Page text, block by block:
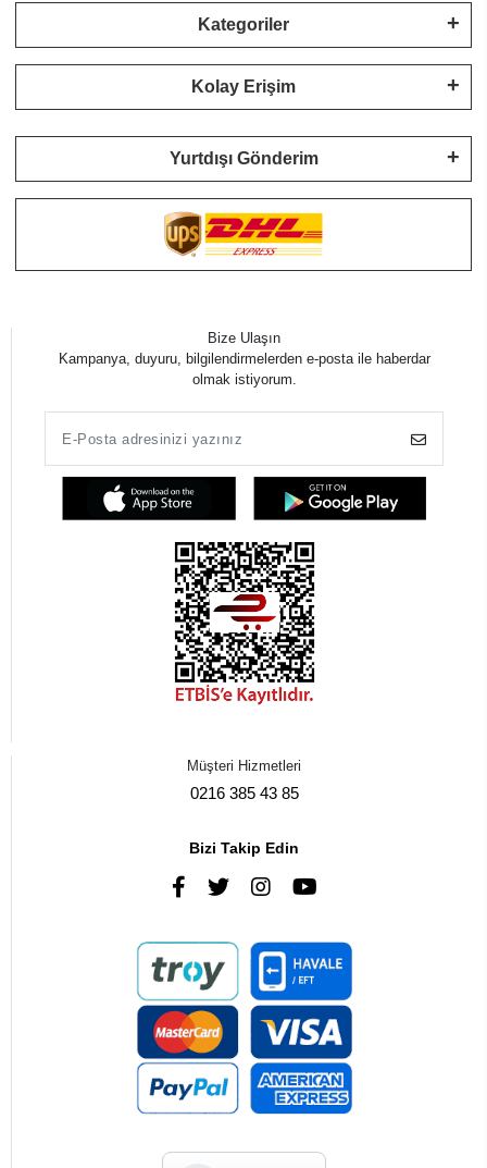
Kategoriler
Kolay Erişim
Yurtdışı Gönderim
Bize Ulaşın
Kampanya, duyuru, bilgilendirmelerden e-posta ile haberdar
olmak istiyorum.
Müşteri Hizmetleri
0216 385 43 85
Bizi Takip Edin